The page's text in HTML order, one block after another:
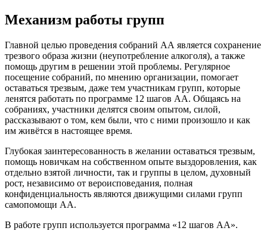
Механизм работы групп
Главной целью проведения собраний АА является сохранение
трезвого образа жизни (неупотребление алкоголя), а также
помощь другим в решении этой проблемы. Регулярное
посещение собраний, по мнению организации, помогает
оставаться трезвым, даже тем участникам групп, которые
ленятся работать по программе 12 шагов АА. Общаясь на
собраниях, участники делятся своим опытом, силой,
рассказывают о том, кем были, что с ними произошло и как
им живётся в настоящее время.
Глубокая заинтересованность в желании оставаться трезвым,
помощь новичкам на собственном опыте выздоровления, как
отдельно взятой личности, так и группы в целом, духовный
рост, независимо от вероисповедания, полная
конфиденциальность являются движущими силами групп
самопомощи АА.
В работе групп используется программа «12 шагов АА».